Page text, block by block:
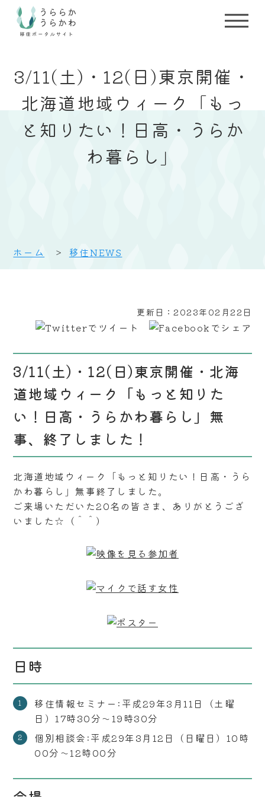
3/11(土)・12(日)東京開催・
北海道地域ウィーク「もっ
と知りたい！日高・うらか
わ暮らし」
ホーム 移住NEWS
更新日：2023年02月22日
3/11(土)・12(日)東京開催・北海
道地域ウィーク「もっと知りた
い！日高・うらかわ暮らし」無
事、終了しました！
北海道地域ウィーク「もっと知りたい！日高・うら
かわ暮らし」無事終了しました。
ご来場いただいた20名の皆さま、ありがとうござ
いました☆（＾＾）
日時
移住情報セミナー:平成29年3月11日（土曜
日）17時30分～19時30分
個別相談会:平成29年3月12日（日曜日）10時
00分～12時00分